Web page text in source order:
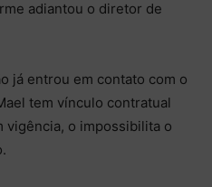
adiantou o diretor de
já entrou em contato com o
tem vínculo contratual
vigência, o impossibilita o